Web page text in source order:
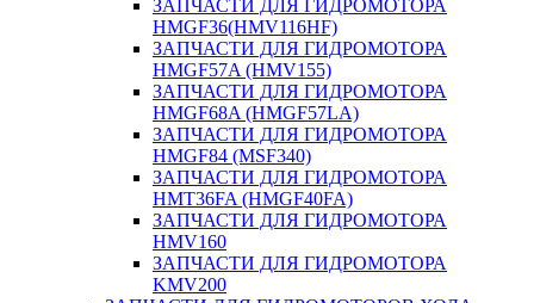
ЗАПЧАСТИ ДЛЯ ГИДРОМОТОРА
HMGF36(HMV116HF)
ЗАПЧАСТИ ДЛЯ ГИДРОМОТОРА
HMGF57A (HMV155)
ЗАПЧАСТИ ДЛЯ ГИДРОМОТОРА
HMGF68A (HMGF57LA)
ЗАПЧАСТИ ДЛЯ ГИДРОМОТОРА
HMGF84 (MSF340)
ЗАПЧАСТИ ДЛЯ ГИДРОМОТОРА
HMT36FA (HMGF40FA)
ЗАПЧАСТИ ДЛЯ ГИДРОМОТОРА
HMV160
ЗАПЧАСТИ ДЛЯ ГИДРОМОТОРА
KMV200